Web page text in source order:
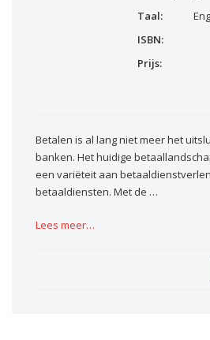
Taal:
ISBN:
Prijs:
Betalen is al lang niet meer het
banken. Het huidige
een variëteit aan
betaaldiensten. Met de …
Lees meer…